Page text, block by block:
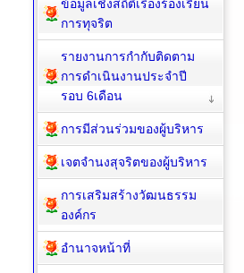
ข้อมูลเชิงสถิติเรื่องร้องเรียน
การทุจริต
รายงานการกำกับติดตาม
การดำเนินงานประจำปี
รอบ 6เดือน
การมีส่วนร่วมของผู้บริหาร
เจตจำนงสุจริตของผู้บริหาร
การเสริมสร้างวัฒนธรรม
องค์กร
อำนาจหน้าที่